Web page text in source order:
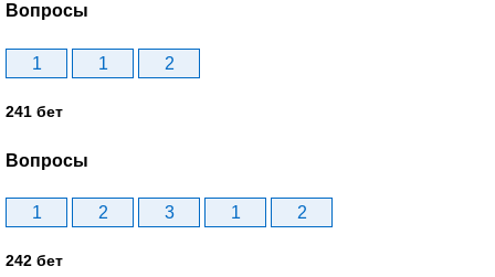
Вопросы
1 1 2
241 бет
Вопросы
1 2 3 1 2
242 бет